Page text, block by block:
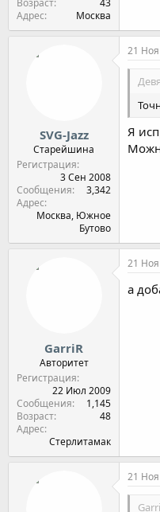
Адрес
Москва
SVG-Jazz
Старейшина
Регистрация
3 Сен 2008
Сообщения
3,342
Адрес
Москва, Южное
Бутово
21
Я
GarriR
Авторитет
Регистрация
22 Июл 2009
Сообщения
1,145
Возраст
48
Адрес
Стерлитамак
21
а
21